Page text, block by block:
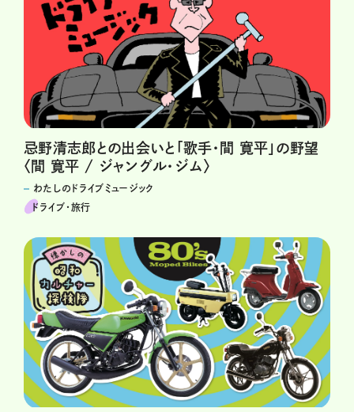
忌野清志郎との出会いと「歌手・間 寛平」の野望
〈間 寛平 / ジャングル・ジム〉
わたしのドライブミュージック
ドライブ･旅行